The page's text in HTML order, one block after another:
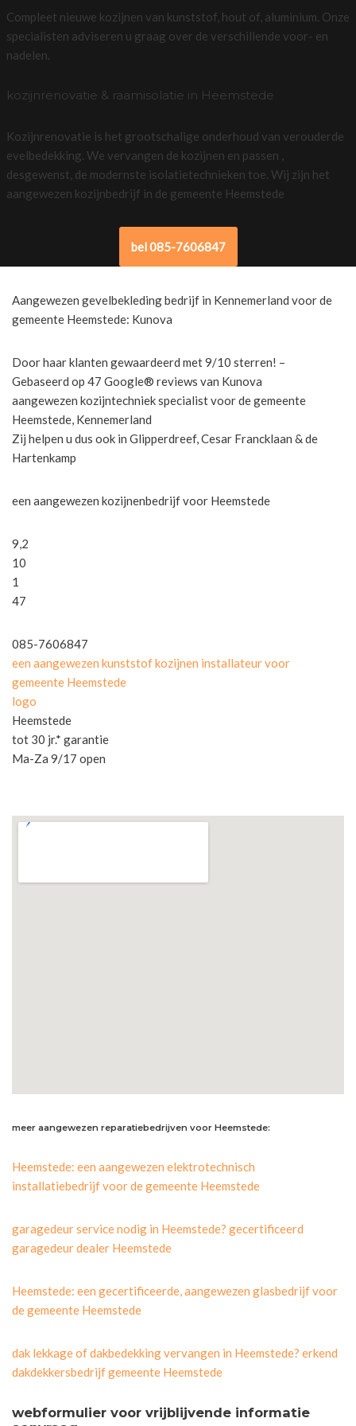
Compleet nieuwe kozijnen van kunststof, hout of, aluminium. Onze
specialisten adviseren u graag over de verschillende voor- en
nadelen.
kozijnrenovatie & raamisolatie in Heemstede
Kozijnrenovatie is het grootschalige onderhoud van verouderde
evelbedekking. We vervangen de kozijnen en passen ,
desgewenst, de modernste isolatietechnieken toe. Wij zijn het
aangewezen kozijnbedrijf in de gemeente Heemstede
bel 085-7606847
Aangewezen gevelbekleding bedrijf in Kennemerland voor de
gemeente Heemstede: Kunova
Door haar klanten gewaardeerd met 9/10 sterren! –
Gebaseerd op 47 Google® reviews van Kunova
aangewezen kozijntechniek specialist voor de gemeente
Heemstede, Kennemerland
Zij helpen u dus ook in Glipperdreef, Cesar Francklaan & de
Hartenkamp
een aangewezen kozijnenbedrijf voor Heemstede
9,2
10
1
47
085-7606847
een aangewezen kunststof kozijnen installateur voor
gemeente Heemstede
logo
Heemstede
tot 30 jr.* garantie
Ma-Za 9/17 open
meer aangewezen reparatiebedrijven voor Heemstede:
Heemstede: een aangewezen elektrotechnisch
installatiebedrijf voor de gemeente Heemstede
garagedeur service nodig in Heemstede? gecertificeerd
garagedeur dealer Heemstede
Heemstede: een gecertificeerde, aangewezen glasbedrijf voor
de gemeente Heemstede
dak lekkage of dakbedekking vervangen in Heemstede? erkend
dakdekkersbedrijf gemeente Heemstede
webformulier voor vrijblijvende informatie